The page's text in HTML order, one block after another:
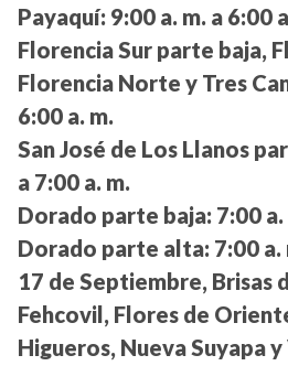
Payaquí: 9:00 a. m. a 6:00
Florencia Sur parte baja,
Florencia Norte y Tres
6:00 a. m.
San José de Los Llanos
a 7:00 a. m.
Dorado parte baja: 7:00 a.
Dorado parte alta: 7:00 a.
17 de Septiembre, Brisas
Fehcovil, Flores de
Higueros, Nueva Suyapa